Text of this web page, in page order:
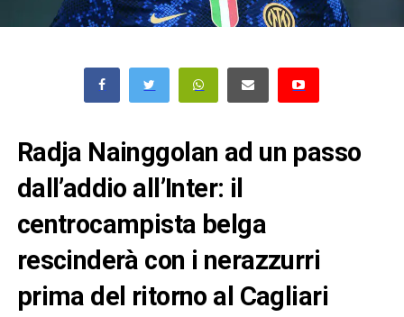
Radja Nainggolan ad un passo
dall’addio all’Inter: il
centrocampista belga
rescinderà con i nerazzurri
prima del ritorno al Cagliari